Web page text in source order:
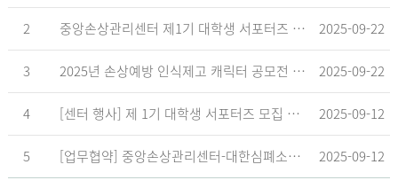
2 중앙손상관리센터 제1기 대학생 서포터즈 합격자 발표 2025-09-22
3 2025년 손상예방 인식제고 캐릭터 공모전 결과발표 지연 안내 2025-09-22
4 [센터 행사] 제 1기 대학생 서포터즈 모집 공고 2025-09-12
5 [업무협약] 중앙손상관리센터-대한심폐소생협회, 학교현장 CPR 교육 확대 위한 업무협약 체결 2025-09-12